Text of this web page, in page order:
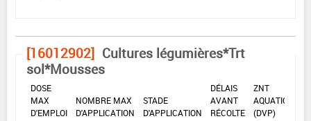
[16012902] Cultures légumières*Trt
sol*Mousses
DOSE
MAX
D'EMPLOI
NOMBRE MAX
D'APPLICATION
STADE
D'APPLICATION
DÉLAIS
AVANT
RÉCOLTE
ZNT
AQUATIQUE
(DVP)